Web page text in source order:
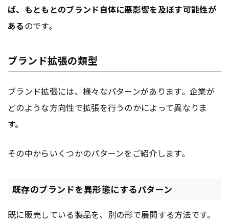
ば、もともとのブランド自体に悪影響を及ぼす可能性が
あるのです。
ブランド拡張の類型
ブランド拡張には、様々なパターンがあります。企業が
どのような方向性で拡張を行うのかによって異なりま
す。
その中からいくつかのパターンをご紹介します。
既存のブランドを異形態にするパターン
既に販売している製品を、別の形で展開する方法です。